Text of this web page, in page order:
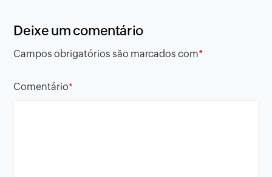
Deixe um comentário
Campos obrigatórios são marcados com*
Comentário*